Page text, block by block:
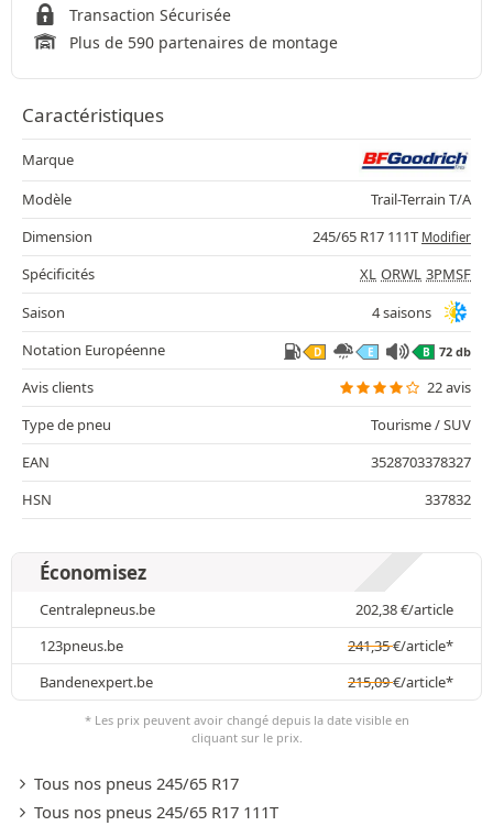
Transaction Sécurisée
Plus de 590 partenaires de montage
Caractéristiques
Marque
Modèle
Trail-Terrain T/A
Dimension
245/65 R17 111T Modifier
Spécificités XL ORWL 3PMSF
Saison
4 saisons
Notation Européenne
D E B 72 db
Avis clients
22 avis
Type de pneu
Tourisme / SUV
EAN
3528703378327
HSN
337832
Économisez
Centralepneus.be 202,38€/article
123pneus.be
241,35€/article*
Bandenexpert.be
215,09€/article*
* Les prix peuvent avoir changé depuis la date visible en
cliquant sur le prix.
Tous nos pneus 245/65 R17
Tous nos pneus 245/65 R17 111T